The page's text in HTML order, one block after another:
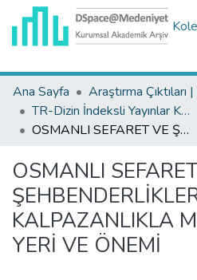
Ana Sayfa
TR-Dizin İndeksli Yayınlar Koleksiyonu
OSMANLI SEFARET VE ŞEHBENDERLİKLERİNİN KALPAZANLIKLA MÜCADELEDEKİ YERİ VE ÖNEMİ
OSMANLI
KALPAZANLIKLA
YERİ VE ÖNEMİ